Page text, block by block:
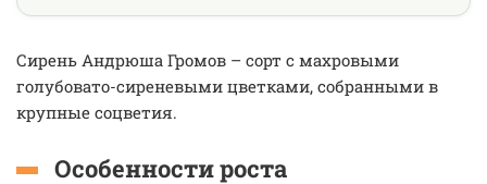
Сирень Андрюша Громов – сорт с махровыми
голубовато-сиреневыми цветками, собранными в
крупные соцветия.
Особенности роста